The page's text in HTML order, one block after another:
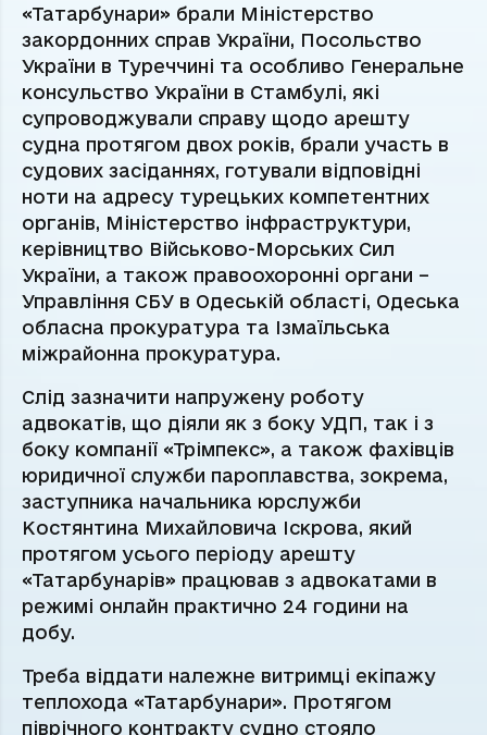
«Татарбунари» брали Міністерство
закордонних справ України, Посольство
України в Туреччині та особливо Генеральне
консульство України в Стамбулі, які
супроводжували справу щодо арешту
судна протягом двох років, брали участь в
судових засіданнях, готували відповідні
ноти на адресу турецьких компетентних
органів, Міністерство інфраструктури,
керівництво Військово-Морських Сил
України, а також правоохоронні органи –
Управління СБУ в Одеській області, Одеська
обласна прокуратура та Ізмаїльська
міжрайонна прокуратура.
Слід зазначити напружену роботу
адвокатів, що діяли як з боку УДП, так і з
боку компанії «Трімпекс», а також фахівців
юридичної служби пароплавства, зокрема,
заступника начальника юрслужби
Костянтина Михайловича Іскрова, який
протягом усього періоду арешту
«Татарбунарів» працював з адвокатами в
режимі онлайн практично 24 години на
добу.
Треба віддати належне витримці екіпажу
теплохода «Татарбунари». Протягом
піврічного контракту судно стояло